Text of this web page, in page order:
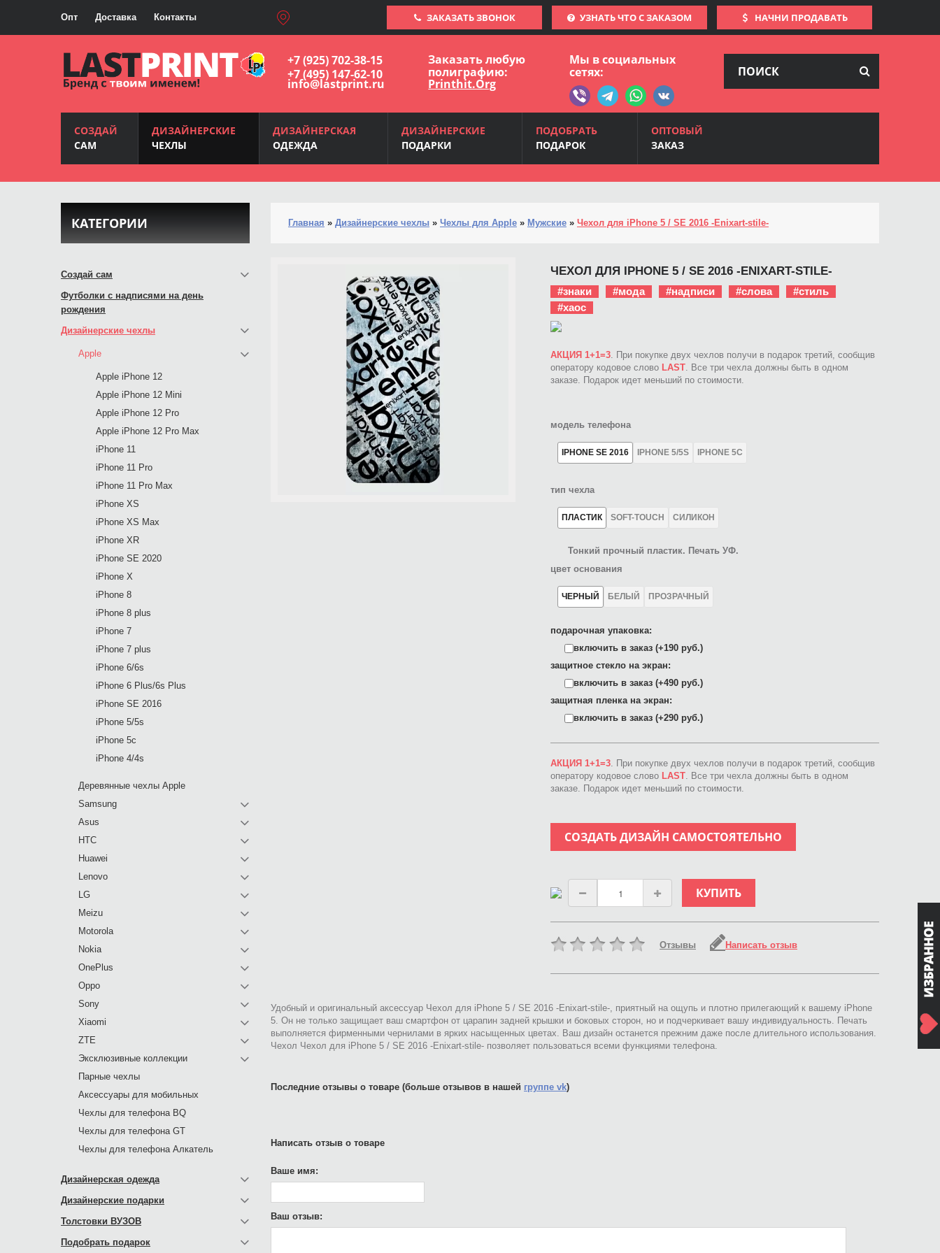
Опт Доставка Контакты ЗАКАЗАТЬ ЗВОНОК УЗНАТЬ ЧТО С ЗАКАЗОМ НАЧНИ ПРОДАВАТЬ
+7 (925) 702-38-15
+7 (495) 147-62-10
info@lastprint.ru
Заказать любую
полиграфию:
Printhit.Org
Мы в социальных
сетях:
СОЗДАЙ
САМ
ДИЗАЙНЕРСКИЕ
ЧЕХЛЫ
ДИЗАЙНЕРСКАЯ
ОДЕЖДА
ДИЗАЙНЕРСКИЕ
ПОДАРКИ
ПОДОБРАТЬ
ПОДАРОК
ОПТОВЫЙ
ЗАКАЗ
Главная » Дизайнерские чехлы » Чехлы для Apple » Мужские » Чехол для iPhone 5 / SE 2016 -Enixart-stile-
ЧЕХОЛ ДЛЯ IPHONE 5 / SE 2016 -ENIXART-STILE-
#знаки #мода #надписи #слова
#стиль
#хаос
АКЦИЯ 1+1=3. При покупке двух чехлов получи в подарок третий, сообщив
оператору кодовое слово LAST. Все три чехла должны быть в одном
заказе. Подарок идет меньший по стоимости.
модель телефона
IPHONE SE 2016 IPHONE 5/5S IPHONE 5C
тип чехла
ПЛАСТИК SOFT-TOUCH СИЛИКОН
Тонкий прочный пластик. Печать УФ.
цвет основания
ЧЕРНЫЙ БЕЛЫЙ ПРОЗРАЧНЫЙ
подарочная упаковка:
включить в заказ (+190 руб.)
защитное стекло на экран:
включить в заказ (+490 руб.)
защитная пленка на экран:
включить в заказ (+290 руб.)
АКЦИЯ 1+1=3. При покупке двух чехлов получи в подарок третий, сообщив
оператору кодовое слово LAST. Все три чехла должны быть в одном
заказе. Подарок идет меньший по стоимости.
СОЗДАТЬ ДИЗАЙН САМОСТОЯТЕЛЬНО
КУПИТЬ
Отзывы Написать отзыв
Удобный и оригинальный аксессуар Чехол для iPhone 5 / SE 2016 -Enixart-stile-, приятный на ощупь и плотно прилегающий к вашему iPhone
5. Он не только защищает ваш смартфон от царапин задней крышки и боковых сторон, но и подчеркивает вашу индивидуальность. Печать
выполняется фирменными чернилами в ярких насыщенных цветах. Ваш дизайн останется прежним даже после длительного использования.
Чехол Чехол для iPhone 5 / SE 2016 -Enixart-stile- позволяет пользоваться всеми функциями телефона.
Последние отзывы о товаре (больше отзывов в нашей группе vk)
Написать отзыв о товаре
Ваше имя:
Ваш отзыв:
КАТЕГОРИИ
Создай сам
Футболки с надписями на день
рождения
Дизайнерские чехлы
Apple
Apple iPhone 12
Apple iPhone 12 Mini
Apple iPhone 12 Pro
Apple iPhone 12 Pro Max
iPhone 11
iPhone 11 Pro
iPhone 11 Pro Max
iPhone XS
iPhone XS Max
iPhone XR
iPhone SE 2020
iPhone X
iPhone 8
iPhone 8 plus
iPhone 7
iPhone 7 plus
iPhone 6/6s
iPhone 6 Plus/6s Plus
iPhone SE 2016
iPhone 5/5s
iPhone 5c
iPhone 4/4s
Деревянные чехлы Apple
Samsung
Asus
HTC
Huawei
Lenovo
LG
Meizu
Motorola
Nokia
OnePlus
Oppo
Sony
Xiaomi
ZTE
Эксклюзивные коллекции
Парные чехлы
Аксессуары для мобильных
Чехлы для телефона BQ
Чехлы для телефона GT
Чехлы для телефона Алкатель
Дизайнерская одежда
Дизайнерские подарки
Толстовки ВУЗОВ
Подобрать подарок